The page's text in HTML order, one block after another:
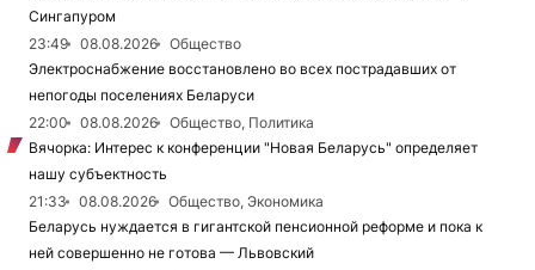
Сингапуром
23:49
08.08.2026
Общество
Электроснабжение восстановлено во всех пострадавших от
непогоды поселениях Беларуси
22:00
08.08.2026
Общество, Политика
Вячорка: Интерес к конференции "Новая Беларусь" определяет
нашу субъектность
21:33
08.08.2026
Общество, Экономика
Беларусь нуждается в гигантской пенсионной реформе и пока к
ней совершенно не готова — Львовский